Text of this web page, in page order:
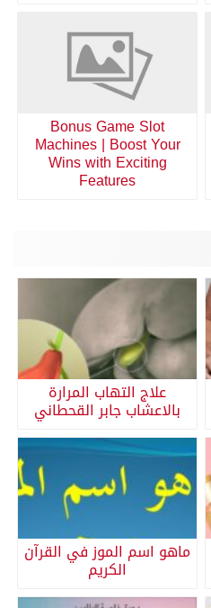
Bonus Game Slot
Machines | Boost Your
Wins with Exciting
Features
علاج التهاب المرارة
بالاعشاب جابر القحطاني
ماهو اسم الموز في القرآن
الكريم